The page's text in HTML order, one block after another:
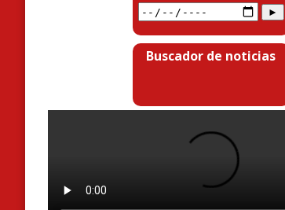
Buscador de noticias